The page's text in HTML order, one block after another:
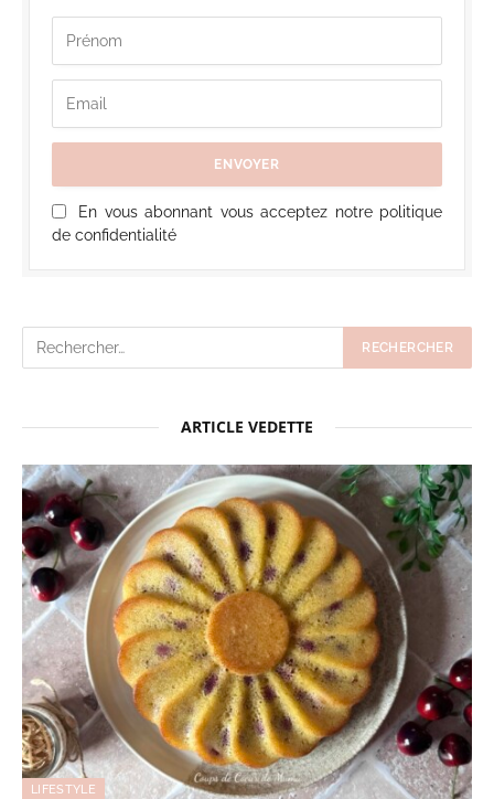
En vous abonnant vous acceptez notre politique
de confidentialité
ARTICLE VEDETTE
LIFESTYLE